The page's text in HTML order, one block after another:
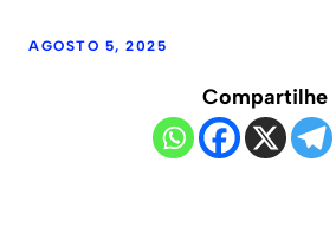
AGOSTO 5, 2025
Compartilhe